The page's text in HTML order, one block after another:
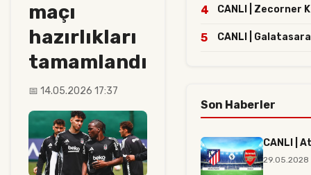
maçı
hazırlıkları
tamamlandı
📅 14.05.2026 17:37
4 CANLI | Zecorner
5 CANLI |
Son Haberler
CANLI |
29.05.2028